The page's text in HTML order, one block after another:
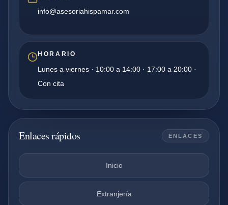
info@asesoriahispamar.com
HORARIO
Lunes a viernes · 10:00 a 14:00 · 17:00 a 20:00 ·
Con cita
Enlaces rápidos ENLACES
Inicio
Extranjería